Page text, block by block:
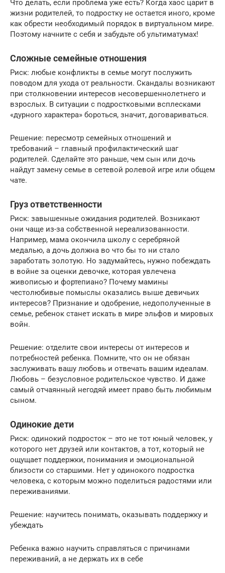
Что делать, если проблема уже есть? Когда хаос царит в
жизни родителей, то подростку не остается иного, кроме
как обрести необходимый порядок в виртуальном мире.
Поэтому начните с себя и забудьте об ультиматумах!
Сложные семейные отношения
Риск: любые конфликты в семье могут послужить
поводом для ухода от реальности. Скандалы возникают
при столкновении интересов несовершеннолетнего и
взрослых. В ситуации с подростковыми всплесками
«дурного характера» бороться, значит, договариваться.
Решение: пересмотр семейных отношений и
требований – главный профилактический шаг
родителей. Сделайте это раньше, чем сын или дочь
найдут замену семье в сетевой ролевой игре или общем
чате.
Груз ответственности
Риск: завышенные ожидания родителей. Возникают
они чаще из-за собственной нереализованности.
Например, мама окончила школу с серебряной
медалью, а дочь должна во что бы то ни стало
заработать золотую. Но задумайтесь, нужно побеждать
в войне за оценки девочке, которая увлечена
живописью и фортепиано? Почему мамины
честолюбивые помыслы оказались выше девичьих
интересов? Признание и одобрение, недополученные в
семье, ребенок станет искать в мире эльфов и мировых
войн.
Решение: отделите свои интересы от интересов и
потребностей ребенка. Помните, что он не обязан
заслуживать вашу любовь и отвечать вашим идеалам.
Любовь – безусловное родительское чувство. И даже
самый отчаянный негодяй имеет право быть любимым
сыном.
Одинокие дети
Риск: одинокий подросток – это не тот юный человек, у
которого нет друзей или контактов, а тот, который не
ощущает поддержки, понимания и эмоциональной
близости со старшими. Нет у одинокого подростка
человека, с которым можно поделиться радостями или
переживаниями.
Решение: научитесь понимать, оказывать поддержку и
убеждать
Ребенка важно научить справляться с причинами
переживаний, а не держать их в себе